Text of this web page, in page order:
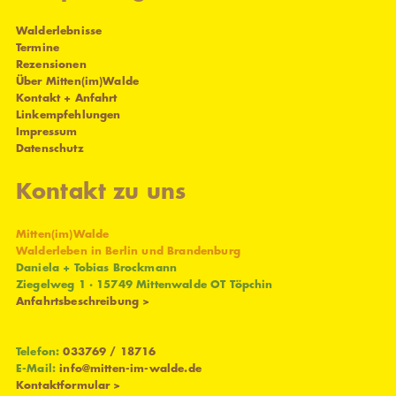
Walderlebnisse
Termine
Rezensionen
Über Mitten(im)Walde
Kontakt + Anfahrt
Linkempfehlungen
Impressum
Datenschutz
Kontakt zu uns
Mitten(im)Walde
Walderleben in Berlin und Brandenburg
Daniela + Tobias Brockmann
Ziegelweg 1 · 15749 Mittenwalde OT Töpchin
Anfahrtsbeschreibung >
Telefon:033769 / 18716
E-Mail:info@mitten-im-walde.de
Kontaktformular >